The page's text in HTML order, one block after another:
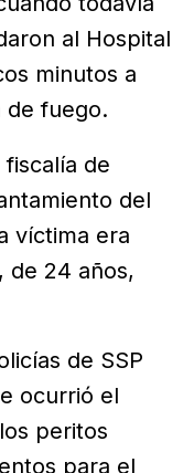
al Hospital
minutos a
de fuego.
de
del
víctima era
de 24 años,
de SSP
ocurrió el
peritos
para el